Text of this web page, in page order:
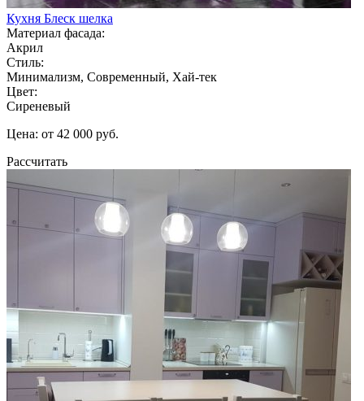
Кухня Блеск шелка
Материал фасада:
Акрил
Стиль:
Минимализм, Современный, Хай-тек
Цвет:
Сиреневый
Цена: от 42 000 руб.
Рассчитать